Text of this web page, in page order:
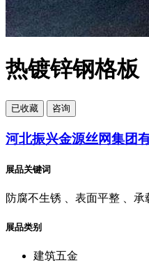
热镀锌钢格板
已收藏 咨询
河北振兴金源丝网集团
展品关键词
防腐不生锈 、表面平整 、
展品类别
建筑五金